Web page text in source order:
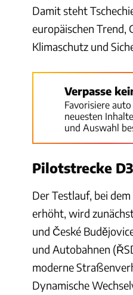
Damit steht
europäischen Trend,
Klimaschutz und
Verpasse
Favorisiere
neuesten
und Auswahl
Pilotstrecke
Der Testlauf, bei
erhöht, wird
und České
und Autobahnen
moderne
Dynamische